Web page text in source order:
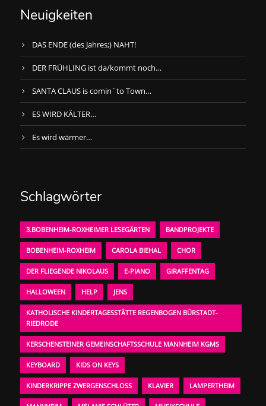
Neuigkeiten
DAS ENDE (des Jahres;) NAHT!
DER FRÜHLING ist da/kommt noch…
SANTA CLAUS is comin´to Town…
ES WIRD KÄLTER…
Es wird wärmer…
Schlagwörter
3.BOBENHEIM-ROXHEIMER LESEGÄRTEN BANDPROJEKTE
BOBENHEIM-ROXHEIM CAROLA BIEHAL CHOR
DER FLIEGENDE NIKOLAUS E-PIANO GIRAFFENTAG
HALLOWEEN HELP JENS
KATHOLISCHE KINDERTAGESSTÄTTE REGENBOGEN BÜRSTADT-
RIEDRODE
KERSCHENSTEINER GEMEINSCHAFTSSCHULE MANNHEIM KGMS
KEYBOARD KIDS ON KEYS
KINDERKRIPPE ZWERGENSCHLOSS KLAVIER LAMPERTHEIM